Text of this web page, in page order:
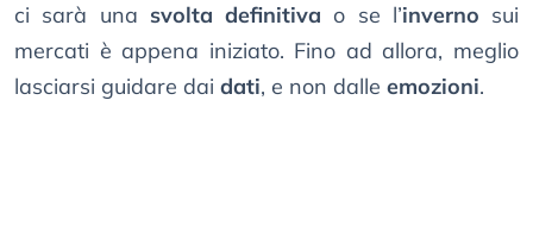
ci sarà una svolta definitiva o se l’inverno sui
mercati è appena iniziato. Fino ad allora, meglio
lasciarsi guidare dai dati, e non dalle emozioni.